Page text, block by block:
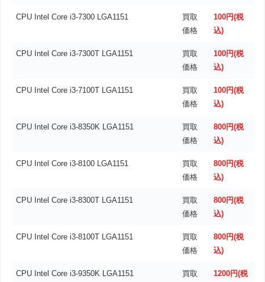
CPU Intel Core i3-7300 LGA1151
買取
価格
100円(税
込)
CPU Intel Core i3-7300T LGA1151
買取
価格
100円(税
込)
CPU Intel Core i3-7100T LGA1151
買取
価格
100円(税
込)
CPU Intel Core i3-8350K LGA1151
買取
価格
800円(税
込)
CPU Intel Core i3-8100 LGA1151
買取
価格
800円(税
込)
CPU Intel Core i3-8300T LGA1151
買取
価格
800円(税
込)
CPU Intel Core i3-8100T LGA1151
買取
価格
800円(税
込)
CPU Intel Core i3-9350K LGA1151
買取
1200円(税